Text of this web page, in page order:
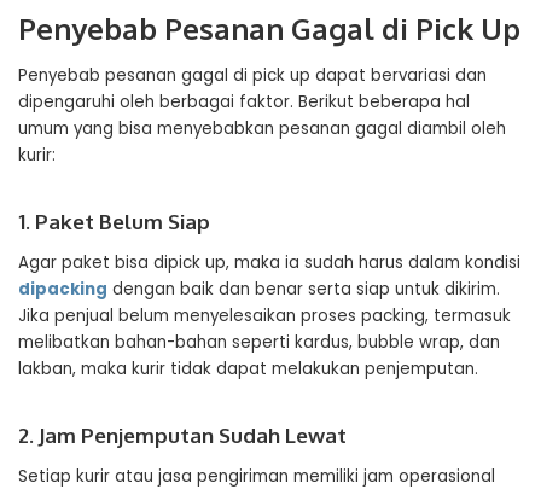
Penyebab Pesanan Gagal di Pick Up
Penyebab pesanan gagal di pick up dapat bervariasi dan
dipengaruhi oleh berbagai faktor. Berikut beberapa hal
umum yang bisa menyebabkan pesanan gagal diambil oleh
kurir:
1. Paket Belum Siap
Agar paket bisa dipick up, maka ia sudah harus dalam kondisi
dipacking dengan baik dan benar serta siap untuk dikirim.
Jika penjual belum menyelesaikan proses packing, termasuk
melibatkan bahan-bahan seperti kardus, bubble wrap, dan
lakban, maka kurir tidak dapat melakukan penjemputan.
2. Jam Penjemputan Sudah Lewat
Setiap kurir atau jasa pengiriman memiliki jam operasional